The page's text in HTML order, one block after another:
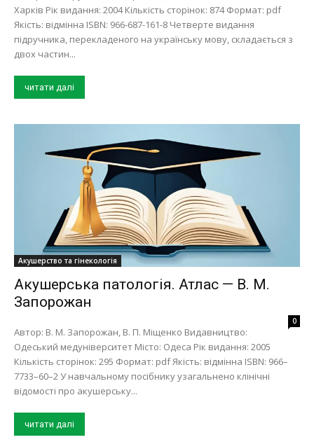
Харків Рік видання: 2004 Кількість сторінок: 874 Формат: pdf
Якість: відмінна ISBN: 966-687-161-8 Четверте видання
підручника, перекладеного на українську мову, складається з
двох частин...
читати далі
Акушерство та гінекологія
Акушерська патологія. Атлас — В. М.
Запорожан
0
Автор: В. М. Запорожан, В. П. Міщенко Видавництво:
Одеський медуніверситет Місто: Одеса Рік видання: 2005
Кількість сторінок: 295 Формат: pdf Якість: відмінна ISBN: 966–
7733–60–2 У навчальному посiбнику узагальнено клiнiчнi
вiдомостi про акушерську...
читати далі